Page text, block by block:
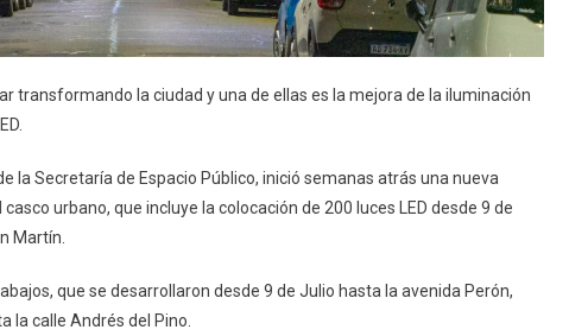
transformando la ciudad y una de ellas es la mejora de la iluminación
la Secretaría de Espacio Público, inició semanas atrás una nueva
urbano, que incluye la colocación de 200 luces LED desde 9 de
Martín.
que se desarrollaron desde 9 de Julio hasta la avenida Perón,
la calle Andrés del Pino.